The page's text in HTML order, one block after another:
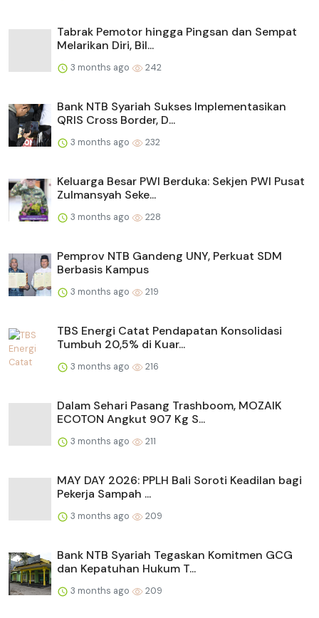
Tabrak Pemotor hingga Pingsan dan Sempat
Melarikan Diri, Bil...
3 months ago 242
Bank NTB Syariah Sukses Implementasikan
QRIS Cross Border, D...
3 months ago 232
Keluarga Besar PWI Berduka: Sekjen PWI Pusat
Zulmansyah Seke...
3 months ago 228
Pemprov NTB Gandeng UNY, Perkuat SDM
Berbasis Kampus
3 months ago 219
TBS Energi Catat Pendapatan Konsolidasi
Tumbuh 20,5% di Kuar...
3 months ago 216
Dalam Sehari Pasang Trashboom, MOZAIK
ECOTON Angkut 907 Kg S...
3 months ago 211
MAY DAY 2026: PPLH Bali Soroti Keadilan bagi
Pekerja Sampah ...
3 months ago 209
Bank NTB Syariah Tegaskan Komitmen GCG
dan Kepatuhan Hukum T...
3 months ago 209